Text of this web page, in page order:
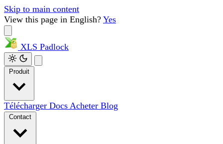
Skip to main content
View this page in English? Yes
XLS Padlock
Télécharger Docs Acheter Blog